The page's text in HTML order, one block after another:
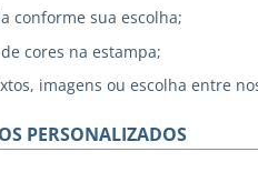
conforme sua escolha;
cores na estampa;
imagens ou escolha entre
PERSONALIZADOS